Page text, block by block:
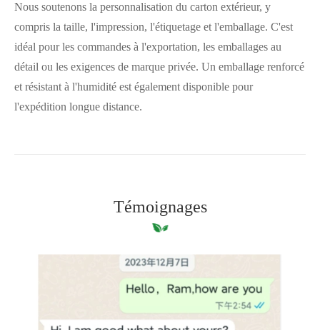
Nous soutenons la personnalisation du carton extérieur, y
compris la taille, l'impression, l'étiquetage et l'emballage. C'est
idéal pour les commandes à l'exportation, les emballages au
détail ou les exigences de marque privée. Un emballage renforcé
et résistant à l'humidité est également disponible pour
l'expédition longue distance.
Témoignages